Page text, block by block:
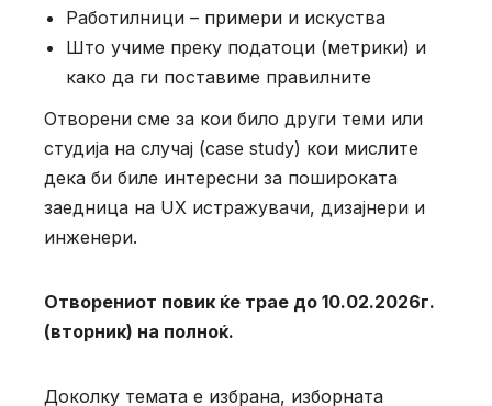
Работилници – примери и искуства
Што учиме преку податоци (метрики) и
како да ги поставиме правилните
Отворени сме за кои било други теми или
студија на случај (case study) кои мислите
дека би биле интересни за пошироката
заедница на UX истражувачи, дизајнери и
инженери.
Отворениот повик ќе трае до 10.02.2026г.
(вторник) на полноќ.
Доколку темата е избрана, изборната